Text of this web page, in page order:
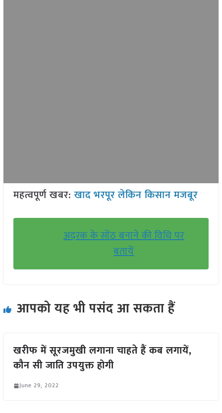
महत्वपूर्ण खबर:खाद भरपूर लेकिन किसान मजबूर
अदरक के सोंठ बनाने की विधि पर
बतायें
आपको यह भी पसंद आ सकता हैं
खरीफ में सूरजमुखी लगाना चाहते हैं कब लगायें,
कौन सी जाति उपयुक्त होगी
June 29, 2022